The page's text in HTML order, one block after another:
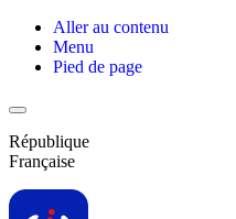
Aller au contenu
Menu
Pied de page
République
Française